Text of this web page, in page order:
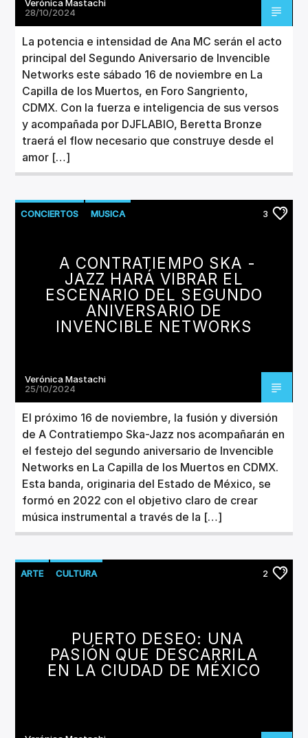
Verónica Mastachi
28/10/2024
La potencia e intensidad de Ana MC serán el acto
principal del Segundo Aniversario de Invencible
Networks este sábado 16 de noviembre en La
Capilla de los Muertos, en Foro Sangriento,
CDMX. Con la fuerza e inteligencia de sus versos
y acompañada por DJFLABIO, Beretta Bronze
traerá el flow necesario que construye desde el
amor […]
CONCIERTOS MUSICA 3
A CONTRATIEMPO SKA -
JAZZ HARÁ VIBRAR EL
ESCENARIO DEL SEGUNDO
ANIVERSARIO DE
INVENCIBLE NETWORKS
Verónica Mastachi
25/10/2024
El próximo 16 de noviembre, la fusión y diversión
de A Contratiempo Ska-Jazz nos acompañarán en
el festejo del segundo aniversario de Invencible
Networks en La Capilla de los Muertos en CDMX.
Esta banda, originaria del Estado de México, se
formó en 2022 con el objetivo claro de crear
música instrumental a través de la […]
ARTE CULTURA 2
PUERTO DESEO: UNA
PASIÓN QUE DESCARRILA
EN LA CIUDAD DE MÉXICO